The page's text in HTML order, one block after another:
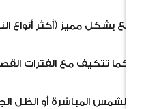
بشكل مميز (أكثر أنواع
كما تتكيف مع الفترات
الشمس المباشرة أو الظل